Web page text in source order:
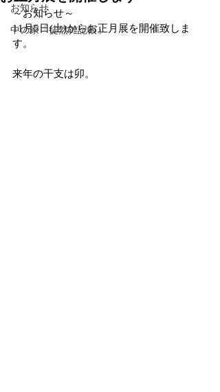
お知らせ
中の家「徒然雑記帳」
～お知らせ～
11月5日(土)からお正月展を開催致しま
す。
来年の干支は卯。